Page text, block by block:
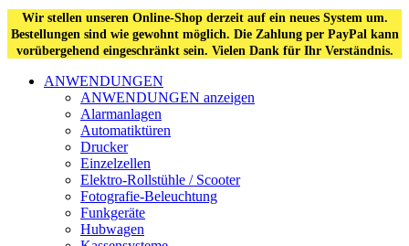
Wir stellen unseren Online-Shop derzeit auf ein neues System um.
Bestellungen sind wie gewohnt möglich. Die Zahlung per PayPal kann
vorübergehend eingeschränkt sein. Vielen Dank für Ihr Verständnis.
ANWENDUNGEN
ANWENDUNGEN anzeigen
Alarmanlagen
Automatiktüren
Drucker
Einzelzellen
Elektro-Rollstühle / Scooter
Fotografie-Beleuchtung
Funkgeräte
Hubwagen